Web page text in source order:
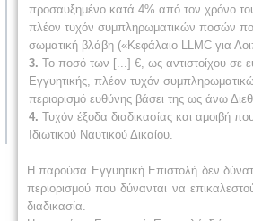
προσαυξημένο κατά 4% από τον χρόνο του
πλέον τυχόν συμπληρωματικών ποσών που
σωματική βλάβη («Κεφάλαιο LLMC για
3. Το ποσό των [...] €, ως αντιστοίχου σε
Εγγυητικής, πλέον τυχόν
περιορισμό ευθύνης βάσει της ως άνω
4. Τυχόν έξοδα διαδικασίας και
Ιδιωτικού Ναυτικού Δικαίου.
Η παρούσα Εγγυητική Επιστολή δεν
περιορισμού που δύνανται να
διαδικασία.